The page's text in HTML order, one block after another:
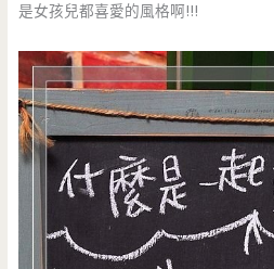
是女孩兒都喜愛的風格啊!!!